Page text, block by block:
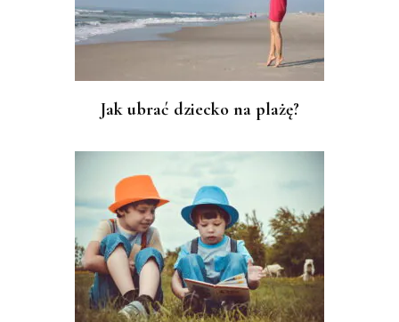
Jak ubrać dziecko na plażę?